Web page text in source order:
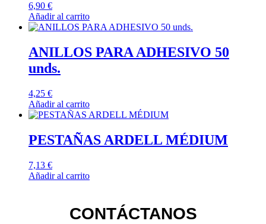
6,90 €
Añadir al carrito
ANILLOS PARA ADHESIVO 50
unds.
4,25 €
Añadir al carrito
PESTAÑAS ARDELL MÉDIUM
7,13 €
Añadir al carrito
CONTÁCTANOS